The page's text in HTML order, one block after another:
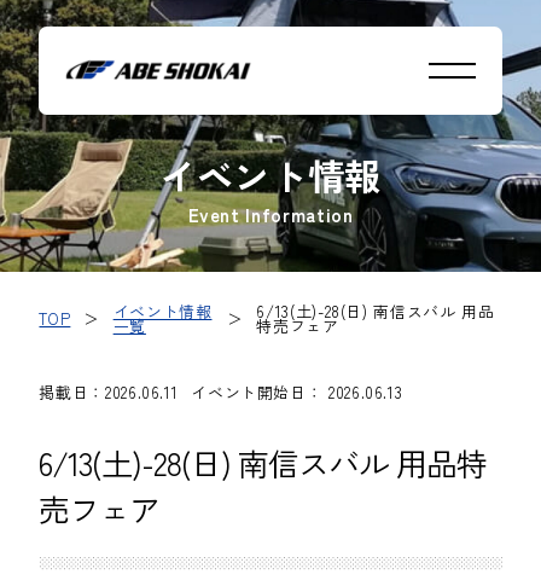
イベント情報
Event Information
TOP ＞ イベント情報
一覧 ＞ 6/13(土)-28(日) 南信スバル 用品
特売フェア
掲載日：2026.06.11 イベント開始日： 2026.06.13
6/13(土)-28(日) 南信スバル 用品特
売フェア